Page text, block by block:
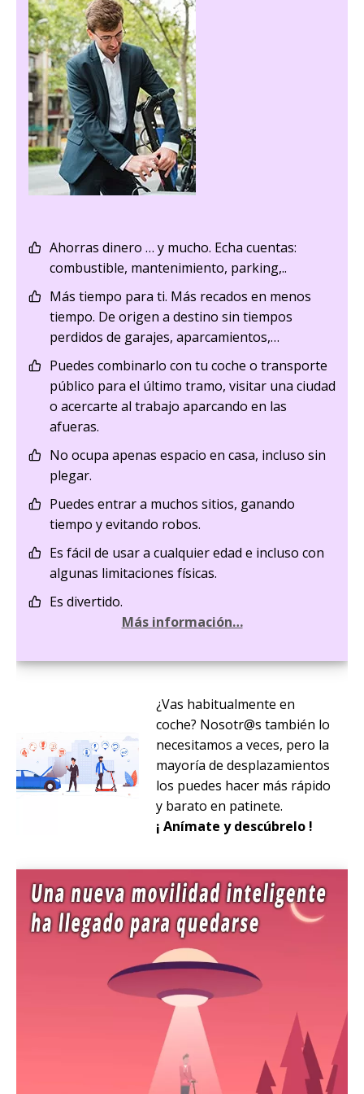
Ahorras dinero … y mucho. Echa cuentas:
combustible, mantenimiento, parking,..
Más tiempo para ti. Más recados en menos
tiempo. De origen a destino sin tiempos
perdidos de garajes, aparcamientos,…
Puedes combinarlo con tu coche o transporte
público para el último tramo, visitar una ciudad
o acercarte al trabajo aparcando en las
afueras.
No ocupa apenas espacio en casa, incluso sin
plegar.
Puedes entrar a muchos sitios, ganando
tiempo y evitando robos.
Es fácil de usar a cualquier edad e incluso con
algunas limitaciones físicas.
Es divertido.
Más información…
¿Vas habitualmente en
coche? Nosotr@s también lo
necesitamos a veces, pero la
mayoría de desplazamientos
los puedes hacer más rápido
y barato en patinete.
¡ Anímate y descúbrelo !